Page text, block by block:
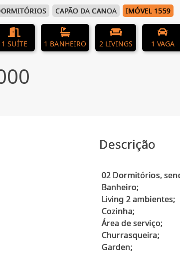
CAPÃO DA CANOA IMÓVEL 1559
1 SUÍTE 1 BANHEIRO 2 LIVINGS 1 VAGA
Descrição
02 Dormitórios,
Banheiro;
Living 2 ambientes;
Cozinha;
Área de serviço;
Churrasqueira;